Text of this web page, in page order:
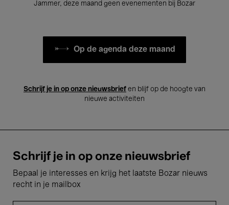
Jammer, deze maand geen evenementen bij Bozar
Op de agenda deze maand
Schrijf je in op onze nieuwsbrief en blijf op de hoogte van
nieuwe activiteiten
Schrijf je in op onze nieuwsbrief
Bepaal je interesses en krijg het laatste Bozar nieuws
recht in je mailbox